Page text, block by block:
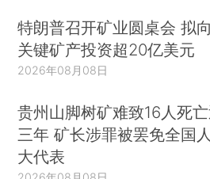
特朗普召开矿业圆桌会 拟向
关键矿产投资超20亿美元
2026年08月08日
贵州山脚树矿难致16人死
三年 矿长涉罪被罢免全国人
大代表